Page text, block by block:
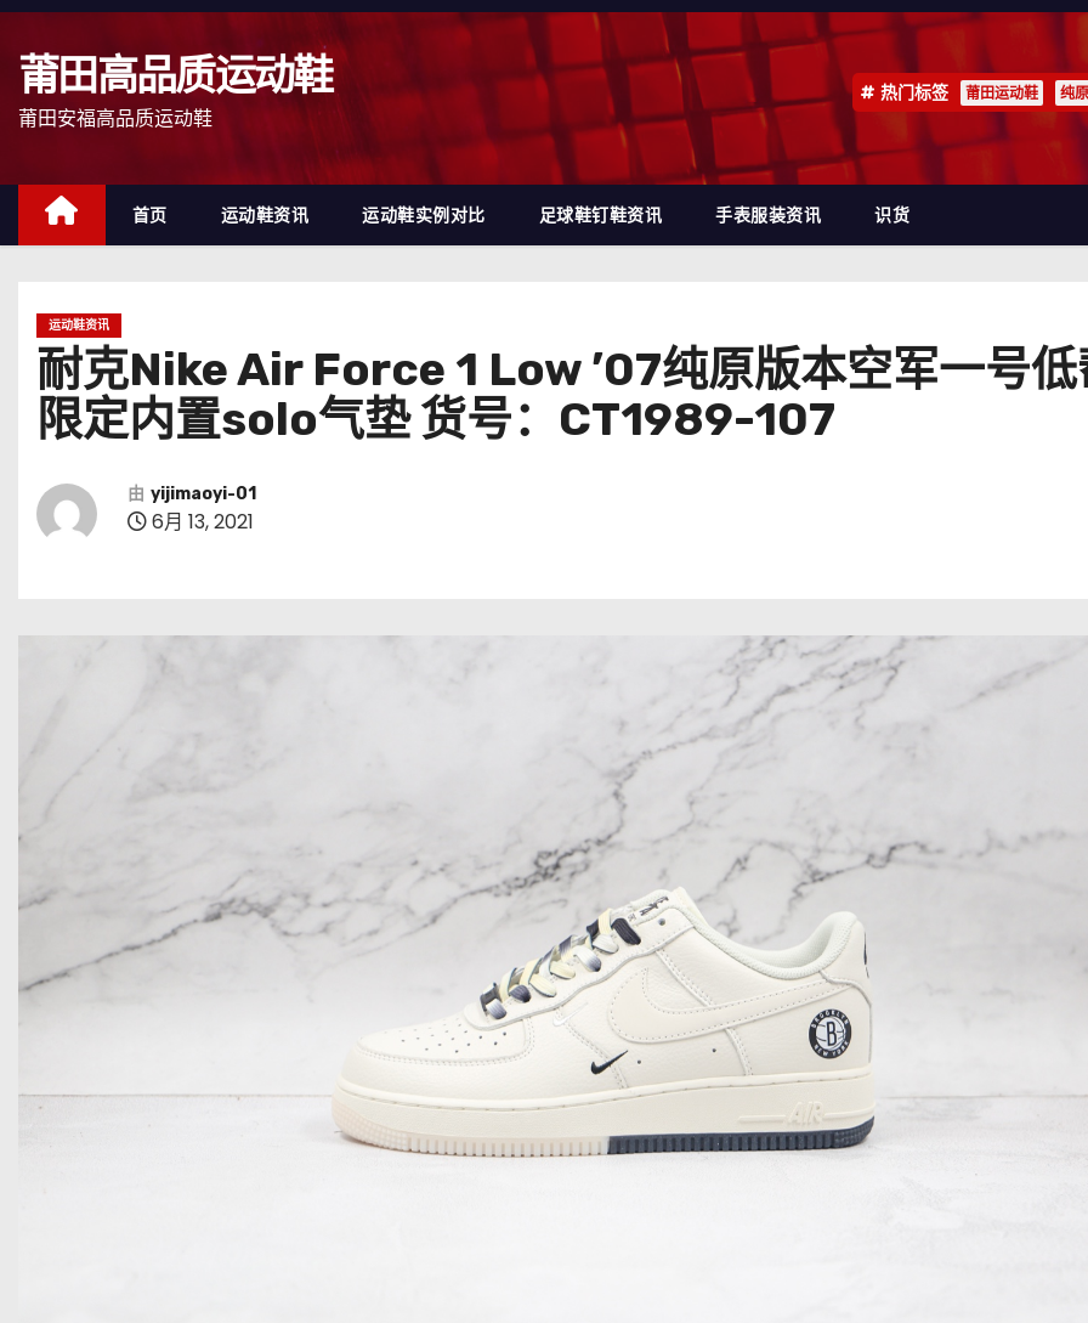
跳
莆田高品质运动鞋
莆田安福高品质运动鞋
热门标签 莆田运动鞋 纯
首页 运动鞋资讯 运动鞋实例对比 足球鞋钉鞋资讯 手表服装资讯 识货
运动鞋资讯
耐克Nike Air Force 1 Low ’07纯原版本空军一号
限定内置solo气垫 货号：CT1989-107
由 yijimaoyi-01
6月 13, 2021